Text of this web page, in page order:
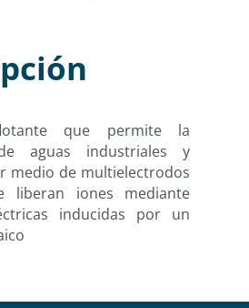
que permite la
aguas industriales y
medio de multielectrodos
liberan iones mediante
inducidas por un